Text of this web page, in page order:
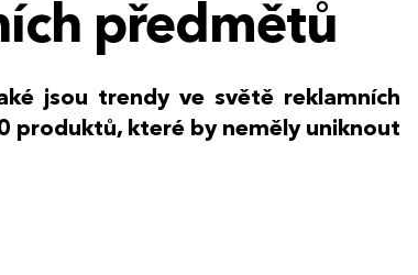
předmětů
jsou trendy ve světě reklamních
produktů, které by neměly uniknout